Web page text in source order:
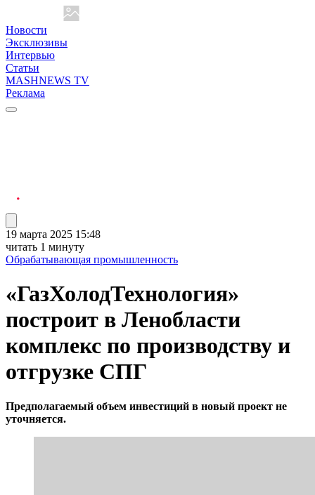
Новости
Эксклюзивы
Интервью
Статьи
MASHNEWS TV
Реклама
19 марта 2025 15:48
читать 1 минуту
Обрабатывающая промышленность
«ГазХолодТехнология»
построит в Ленобласти
комплекс по производству и
отгрузке СПГ
Предполагаемый объем инвестиций в новый проект не
уточняется.